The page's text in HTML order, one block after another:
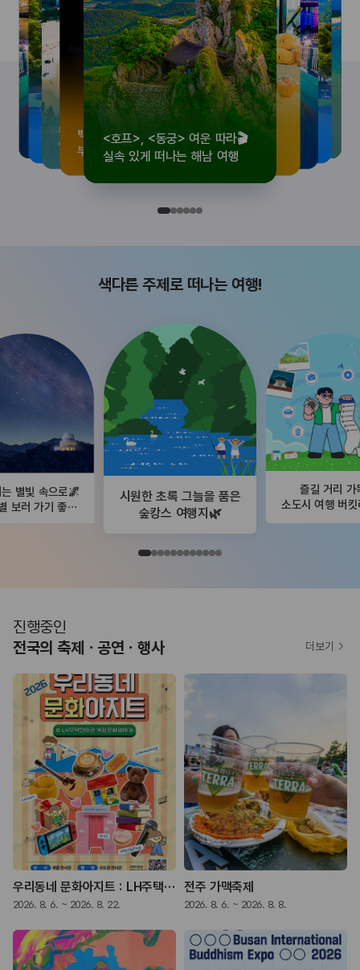
<호프>, <동궁> 여운 따라🎬
실속 있게 떠나는 해남 여행
로컬 감성 수집!
전국 로컬 기념품숍 3곳⭐
우리말이 더 재미있어지는
세종 한글 여행
숲길부터 천년 고찰까지!
마음에 쉼을 더하는 부안
뚜벅이 여행자 주목🚶
양양 1박 2일 코스
백제의 숨결을 따라,
부여에서 만나는 여름
<호프>, <동궁> 여운 따라🎬
실속 있게 떠나는 해남 여행
로컬 감성 수집!
전국 로컬 기념품숍 3곳⭐
우리말이 더 재미있어지는
세종 한글 여행
숲길부터 천년 고찰까지!
마음에 쉼을 더하는 부안
뚜벅이 여행자 주목🚶
양양 1박 2일 코스
백제의 숨결을 따라,
부여에서 만나는 여름
<호프>, <동궁> 여운 따라🎬
실속 있게 떠나는 해남 여행
로컬 감성 수집!
전국 로컬 기념품숍 3곳⭐
우리말이 더 재미있어지는
세종 한글 여행
숲길부터 천년 고찰까지!
마음에 쉼을 더하는 부안
뚜벅이 여행자 주목🚶
양양 1박 2일 코스
백제의 숨결을 따라,
부여에서 만나는 여름
색다른 주제로 떠나는 여행!
별빛 속으로🌌
보러 가기 좋은
시원한 초록 그늘을 품은
숲캉스 여행지🌿
즐길 거리 가
소도시 여행 버킷
진행중인
전국의 축제ㆍ공연ㆍ행사
우리동네 문화아지트 : LH주택전시관 복합문화행사
2026. 8. 6. ~ 2026. 8. 22.
전주 가맥축제
2026. 8. 6. ~ 2026. 8. 8.
더보기